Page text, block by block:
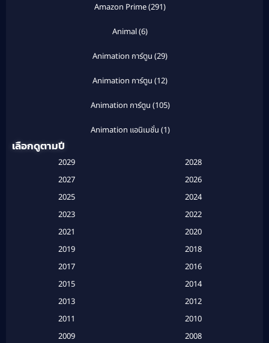
Amazon Prime(291)
Animal(6)
Animation การ์ตูน (29)
Animation การ์ตูน (12)
Animation การ์ตูน (105)
Animation แอนิเมชั่น (1)
Based on a True Story สร้างจากเรื่องจริง(2)
Based on a True Story เรื่องจริง (20)
เลือกดูตามปี
2029
2028
2027
2026
2025
2024
2023
2022
2021
2020
2019
2018
2017
2016
2015
2014
2013
2012
2011
2010
2009
2008